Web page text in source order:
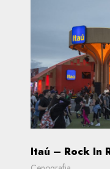
Itaú – Rock In